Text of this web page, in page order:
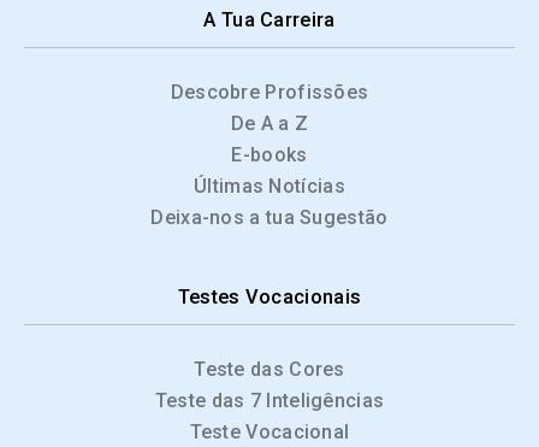
A Tua Carreira
Descobre Profissões
De A a Z
E-books
Últimas Notícias
Deixa-nos a tua Sugestão
Testes Vocacionais
Teste das Cores
Teste das 7 Inteligências
Teste Vocacional